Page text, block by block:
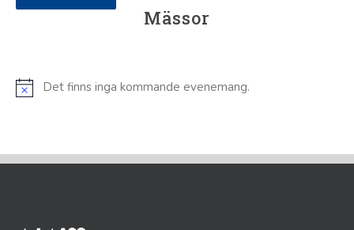
Mässor
Det finns inga kommande evenemang.